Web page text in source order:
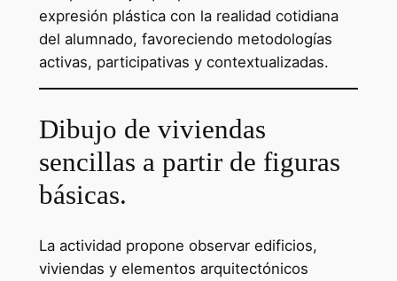
expresión plástica con la realidad cotidiana
del alumnado, favoreciendo metodologías
activas, participativas y contextualizadas.
Dibujo de viviendas
sencillas a partir de figuras
básicas.
La actividad propone observar edificios,
viviendas y elementos arquitectónicos